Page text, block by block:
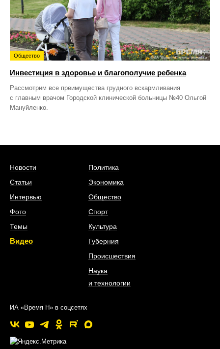
Общество
Инвестиция в здоровье и благополучие ребенка
Рассмотрим все преимущества грудного вскармливания
с главным врачом Городской клинической больницы №40 Ольгой
Мануйленко.
Новости
Статьи
Интервью
Фото
Темы
Видео
Политика
Экономика
Общество
Спорт
Культура
Губерния
Происшествия
Наука
и технологии
ИА «Время Н» в соцсетях